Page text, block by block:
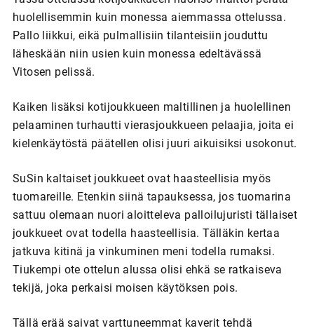
huolellisemmin kuin monessa aiemmassa ottelussa.
Pallo liikkui, eikä pulmallisiin tilanteisiin jouduttu
läheskään niin usien kuin monessa edeltävässä
Vitosen pelissä.
Kaiken lisäksi kotijoukkueen maltillinen ja huolellinen
pelaaminen turhautti vierasjoukkueen pelaajia, joita ei
kielenkäytöstä päätellen olisi juuri aikuisiksi usokonut.
SuSin kaltaiset joukkueet ovat haasteellisia myös
tuomareille. Etenkin siinä tapauksessa, jos tuomarina
sattuu olemaan nuori aloitteleva palloilujuristi tällaiset
joukkueet ovat todella haasteellisia. Tälläkin kertaa
jatkuva kitinä ja vinkuminen meni todella rumaksi.
Tiukempi ote ottelun alussa olisi ehkä se ratkaiseva
tekijä, joka perkaisi moisen käytöksen pois.
Tällä erää saivat varttuneemmat kaverit tehdä